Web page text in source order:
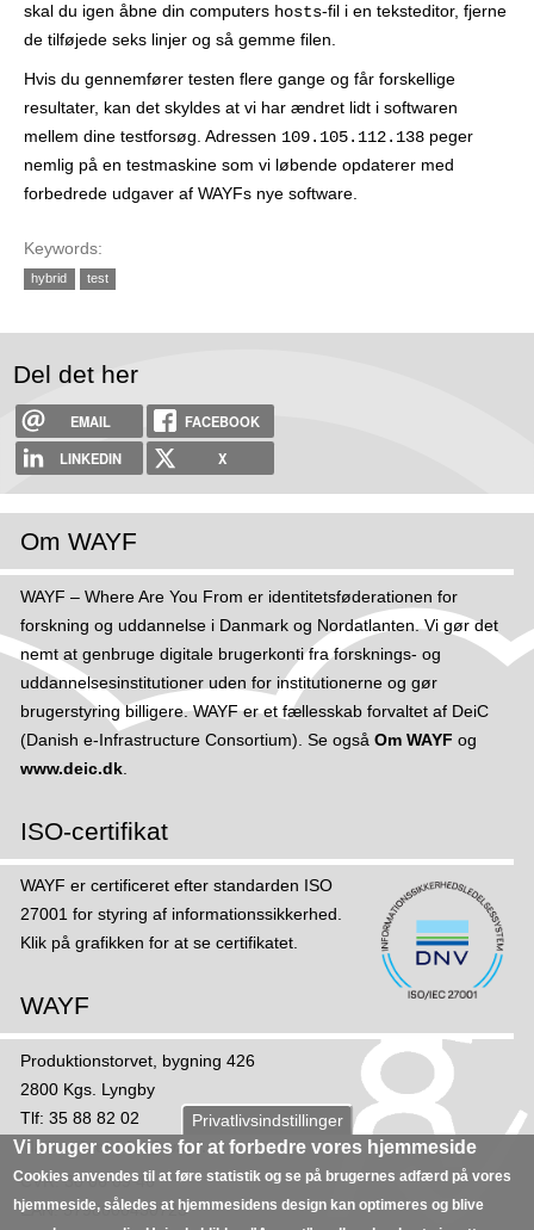
skal du igen åbne din computers hosts-fil i en teksteditor, fjerne
de tilføjede seks linjer og så gemme filen.
Hvis du gennemfører testen flere gange og får forskellige
resultater, kan det skyldes at vi har ændret lidt i softwaren
mellem dine testforsøg. Adressen 109.105.112.138 peger
nemlig på en testmaskine som vi løbende opdaterer med
forbedrede udgaver af WAYFs nye software.
Keywords:
hybrid test
Del det her
EMAIL
FACEBOOK
LINKEDIN
X
Om WAYF
WAYF – Where Are You From er identitetsføderationen for
forskning og uddannelse i Danmark og Nordatlanten. Vi gør det
nemt at genbruge digitale brugerkonti fra forsknings- og
uddannelsesinstitutioner uden for institutionerne og gør
brugerstyring billigere. WAYF er et fællesskab forvaltet af DeiC
(Danish e-Infrastructure Consortium). Se også Om WAYF og
www.deic.dk.
ISO-certifikat
WAYF er certificeret efter standarden ISO
27001 for styring af informations­sikker­hed.
Klik på grafikken for at se certifikatet.
WAYF
Produktionstorvet, bygning 426
2800 Kgs. Lyngby
Tlf: 35 88 82 02
Mail:sekretariat@wayf.dk
CVR: 30 06 09 46
EAN: 5798000430723
Privatlivsindstillinger
Vi bruger cookies for at forbedre vores hjemmeside
Cookies anvendes til at føre statistik og se på brugernes adfærd på vores
hjemmeside, således at hjemmesidens design kan optimeres og blive